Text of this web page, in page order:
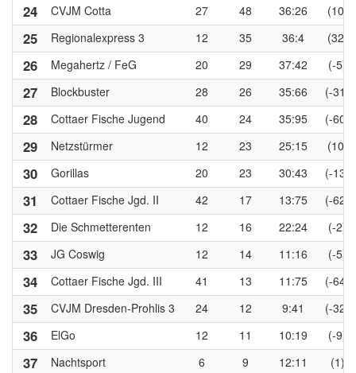
24 CVJM Cotta 27 48 36:26 (10)
25 Regionalexpress 3 12 35 36:4 (32)
26 Megahertz / FeG 20 29 37:42 (-5)
27 Blockbuster 28 26 35:66 (-31)
28 Cottaer Fische Jugend 40 24 35:95 (-60)
29 Netzstürmer 12 23 25:15 (10)
30 Gorillas 20 23 30:43 (-13)
31 Cottaer Fische Jgd. II 42 17 13:75 (-62)
32 Die Schmetterenten 12 16 22:24 (-2)
33 JG Coswig 12 14 11:16 (-5)
34 Cottaer Fische Jgd. III 41 13 11:75 (-64)
35 CVJM Dresden-Prohlis 3 24 12 9:41 (-32)
36 ElGo 12 11 10:19 (-9)
37 Nachtsport 6 9 12:11 (1)